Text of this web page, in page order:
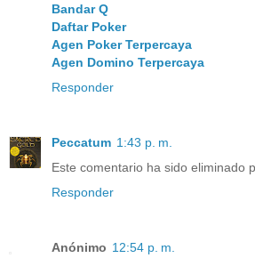
Bandar Q
Daftar Poker
Agen Poker Terpercaya
Agen Domino Terpercaya
Responder
Peccatum 1:43 p. m.
Este comentario ha sido eliminado
Responder
Anónimo 12:54 p. m.